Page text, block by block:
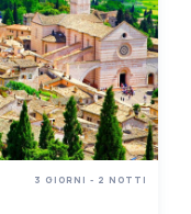
3 GIORNI - 2 NOTTI